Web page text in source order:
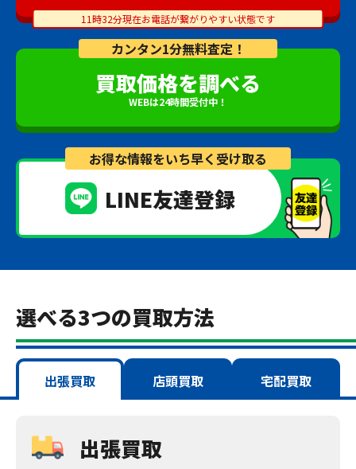
カンタン1分無料査定！
買取価格を調べる
WEBは24時間受付中！
11時32分現在お電話が繋がりやすい状態です
お得な情報をいち早く受け取る
LINE友達登録
選べる3つの買取方法
出張買取 店頭買取 宅配買取
出張買取